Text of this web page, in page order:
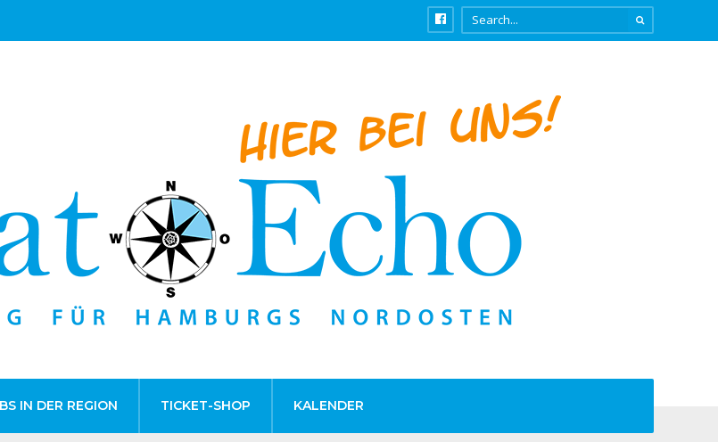
IN DER REGION TICKET-SHOP KALENDER